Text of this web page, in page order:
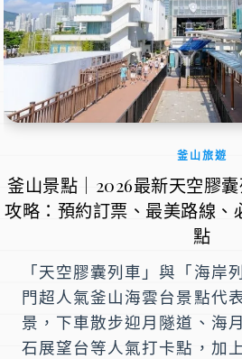
釜山旅遊
釜山景點｜2026最新天空膠
攻略：預約訂票、最美路線、
點
「天空膠囊列車」與「海岸列車」，早已成為熱
門超人氣釜山海雲台景點代
景，下車散步迎月隧道、海
石展望台等人氣打卡點，加